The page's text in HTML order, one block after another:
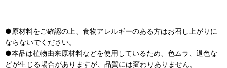
●原材料をご確認の上、食物アレルギーのある方はお召し上がりに
ならないでください。
●本品は植物由来原材料などを使用しているため、色ムラ、退色な
どが生じる場合がありますが、品質には変わりありません。